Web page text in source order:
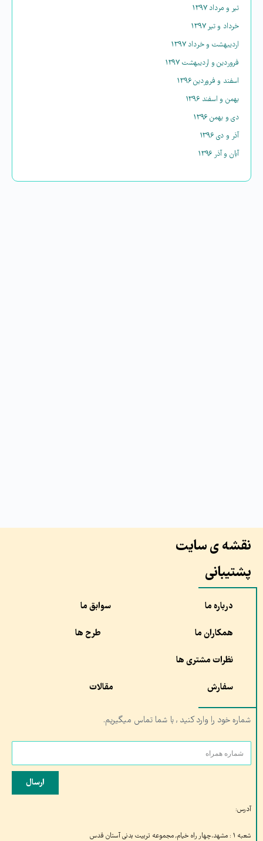
تیر و مرداد ۱۳۹۷
خرداد و تیر ۱۳۹۷
اردیبهشت و خرداد ۱۳۹۷
فروردین و اردیبهشت ۱۳۹۷
اسفند و فروردین ۱۳۹۶
بهمن و اسفند ۱۳۹۶
دی و بهمن ۱۳۹۶
آذر و دی ۱۳۹۶
آبان و آذر ۱۳۹۶
نقشه ی سایت
پشتیبانی
درباره ما سوابق ما
همکاران ما طرح ها
نظرات مشتری ها
سفارش مقالات
شماره خود را وارد کنید , با شما تماس میگیریم.
ارسال
آدرس:
شعبه ۱ : مشهد،چهار راه خیام, مجموعه تربیت بدنی آستان قدس